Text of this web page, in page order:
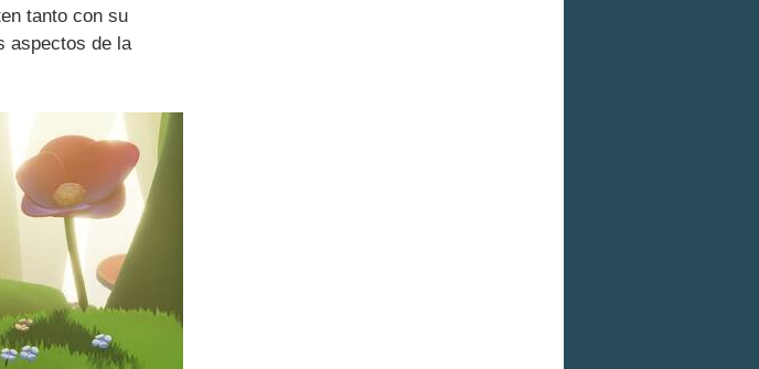
tanto con su
aspectos de la